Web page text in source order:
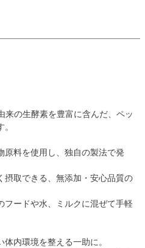
来の生酵素を豊富に含んだ、ペッ
原料を使用し、独自の製法で発
摂取できる、無添加・安心品質の
フードや水、ミルクに混ぜて手軽
内環境を整える一助に。